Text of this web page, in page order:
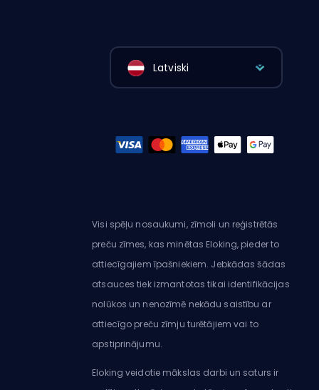
Latviski
Visi spēļu nosaukumi, zīmoli un reģistrētās
preču zīmes, kas minētas Eloking, pieder to
attiecīgajiem īpašniekiem. Jebkādas šādas
atsauces tiek izmantotas tikai identifikācijas
nolūkos un nenozīmē nekādu saistību ar
attiecīgo preču zīmju turētājiem vai to
apstiprinājumu.
Eloking veidotie mākslas darbi un saturs ir